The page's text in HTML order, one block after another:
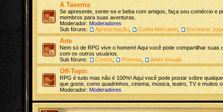
A Taverna
Se apresente, sente-se e beba com amigos, faça seu comércio e
membros para suas aventuras.
Moderador: Moderadores
Sub fóruns:
Apresentação Guilda Mercante Encontrar
Arte
Nem só de RPG vive o homem! Aqui você pode compartilhar suas
com os outros usuários.
Sub fóruns:
Contos Poemas Artes Visuais
Off-Topic
RPG é tudo mas não é 100%! Aqui você pode postar sobre
que goste, como quadrinhos, cinema, música, teatro, TV e muitos
Moderador: Moderadores